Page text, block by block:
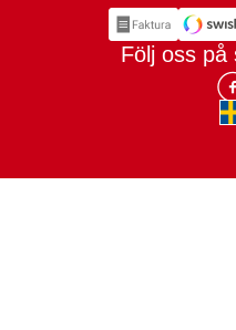
Följ oss på